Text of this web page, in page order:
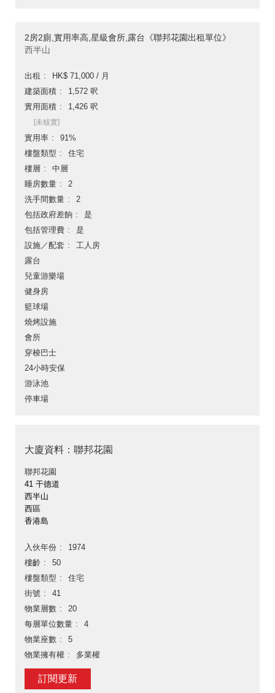
2房2廁,實用率高,星級會所,露台《聯邦花園出租單位》
西半山
出租
HK$ 71,000 / 月
建築面積
1,572 呎
實用面積
1,426 呎
[未核實]
實用率
91%
樓盤類型
住宅
樓層
中層
睡房數量
2
洗手間數量
2
包括政府差餉
是
包括管理費
是
設施／配套
工人房
露台
兒童游樂場
健身房
籃球場
燒烤設施
會所
穿梭巴士
24小時安保
游泳池
停車場
大廈資料：聯邦花園
聯邦花園
41 干德道
西半山
西區
香港島
入伙年份
1974
樓齡
50
樓盤類型
住宅
街號
41
物業層數
20
每層單位數量
4
物業座數
5
物業擁有權
多業權
訂閱更新